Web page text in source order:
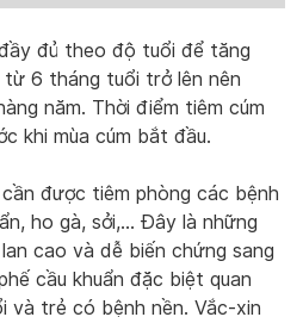
đủ theo độ tuổi để tăng
từ 6 tháng tuổi trở lên nên
năm. Thời điểm tiêm cúm
khi mùa cúm bắt đầu.
được tiêm phòng các bệnh
ho gà, sởi,… Đây là những
cao và dễ biến chứng sang
cầu khuẩn đặc biệt quan
và trẻ có bệnh nền. Vắc-xin